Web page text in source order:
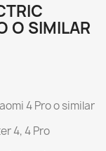
O SIMILAR
4 Pro o similar
4, 4 Pro